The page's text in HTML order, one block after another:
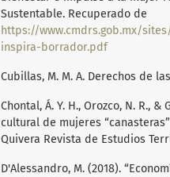
Sustentable. Recuperado de
https://www.cmdrs.gob.mx/
inspira-borrador.pdf
Cubillas, M. M. A. Derechos de
Chontal, Á. Y. H., Orozco, N. R.,
cultural de mujeres
Quivera Revista de Estudios
D'Alessandro, M. (2018).